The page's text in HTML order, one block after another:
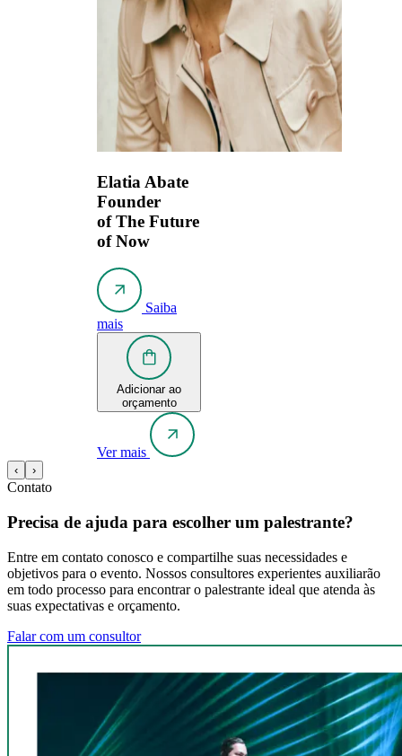
Elatia Abate
Founder
of The Future
of Now
Saiba
mais
Adicionar ao
orçamento
Ver mais
‹ ›
Contato
Precisa de ajuda para escolher um palestrante?
Entre em contato conosco e compartilhe suas necessidades e
objetivos para o evento. Nossos consultores experientes auxiliarão
em todo processo para encontrar o palestrante ideal que atenda às
suas expectativas e orçamento.
Falar com um consultor